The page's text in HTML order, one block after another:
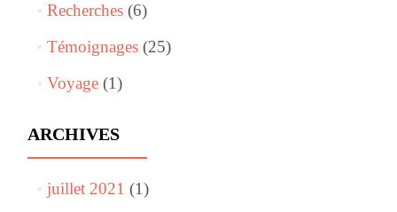
Recherches(6)
Témoignages(25)
Voyage(1)
ARCHIVES
juillet 2021 (1)